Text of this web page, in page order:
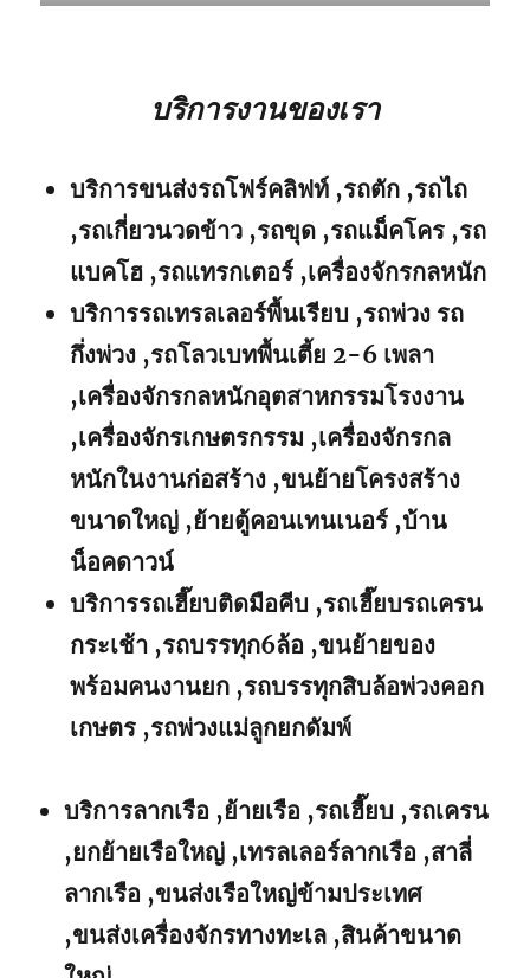
บริการงานของเรา
บริการขนส่งรถโฟร์คลิฟท์ ,รถตัก ,รถไถ
,รถเกี่ยวนวดข้าว ,รถขุด ,รถแม็คโคร ,รถ
แบคโฮ ,รถแทรกเตอร์ ,เครื่องจักรกลหนัก
บริการรถเทรลเลอร์พื้นเรียบ ,รถพ่วง รถ
กึ่งพ่วง ,รถโลวเบทพื้นเตี้ย 2-6 เพลา
,เครื่องจักรกลหนักอุตสาหกรรมโรงงาน
,เครื่องจักรเกษตรกรรม ,เครื่องจักรกล
หนักในงานก่อสร้าง ,ขนย้ายโครงสร้าง
ขนาดใหญ่ ,ย้ายตู้คอนเทนเนอร์ ,บ้าน
น็อคดาวน์
บริการรถเฮี๊ยบติดมือคีบ ,รถเฮี๊ยบรถเครน
กระเช้า ,รถบรรทุก6ล้อ ,ขนย้ายของ
พร้อมคนงานยก ,รถบรรทุกสิบล้อพ่วงคอก
เกษตร ,รถพ่วงแม่ลูกยกดัมพ์
บริการลากเรือ ,ย้ายเรือ ,รถเฮี๊ยบ ,รถเครน
,ยกย้ายเรือใหญ่ ,เทรลเลอร์ลากเรือ ,สาลี่
ลากเรือ ,ขนส่งเรือใหญ่ข้ามประเทศ
,ขนส่งเครื่องจักรทางทะเล ,สินค้าขนาด